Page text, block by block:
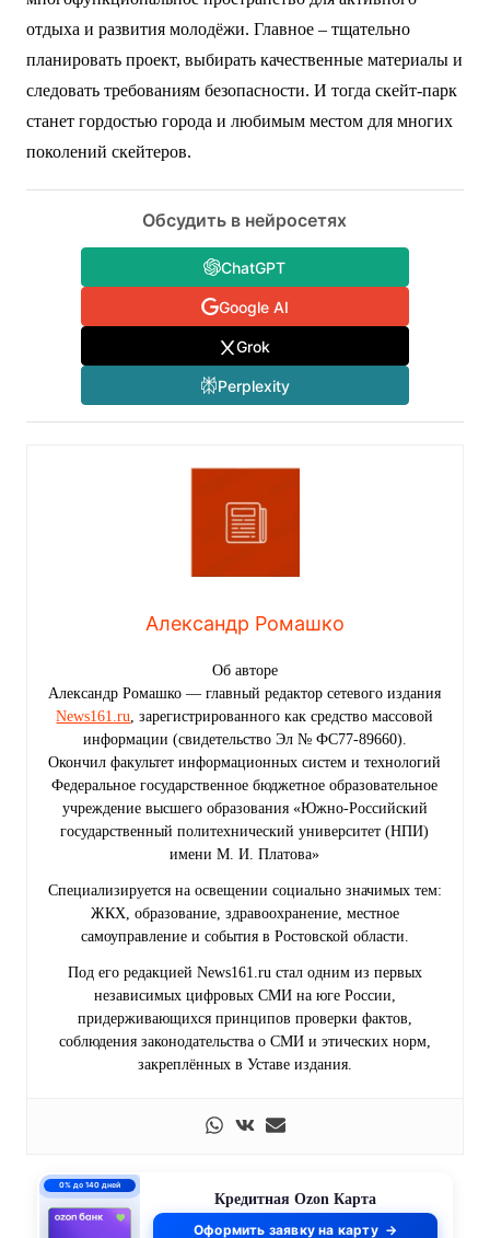
отдыха и развития молодёжи. Главное – тщательно
планировать проект, выбирать качественные материалы и
следовать требованиям безопасности. И тогда скейт-парк
станет гордостью города и любимым местом для многих
поколений скейтеров.
Обсудить в нейросетях
ChatGPT
Google AI
Grok
Perplexity
Александр Ромашко
Об авторе
Александр Ромашко — главный редактор сетевого издания
News161.ru, зарегистрированного как средство массовой
информации (свидетельство Эл № ФС77-89660).
Окончил факультет информационных систем и технологий
Федеральное государственное бюджетное образовательное
учреждение высшего образования «Южно-Российский
государственный политехнический университет (НПИ)
имени М. И. Платова»
Специализируется на освещении социально значимых тем:
ЖКХ, образование, здравоохранение, местное
самоуправление и события в Ростовской области.
Под его редакцией News161.ru стал одним из первых
независимых цифровых СМИ на юге России,
придерживающихся принципов проверки фактов,
соблюдения законодательства о СМИ и этических норм,
закреплённых в Уставе издания.
0% до 140 дней
Кредитная Ozon Карта
Оформить заявку на карту